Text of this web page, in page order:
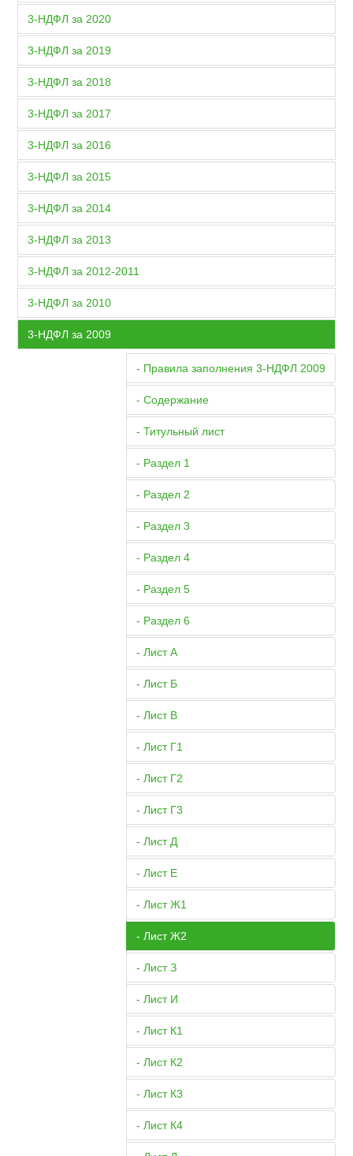
3-НДФЛ за 2020
3-НДФЛ за 2019
3-НДФЛ за 2018
3-НДФЛ за 2017
3-НДФЛ за 2016
3-НДФЛ за 2015
3-НДФЛ за 2014
3-НДФЛ за 2013
3-НДФЛ за 2012-2011
3-НДФЛ за 2010
3-НДФЛ за 2009
- Правила заполнения 3-НДФЛ 2009
- Содержание
- Титульный лист
- Раздел 1
- Раздел 2
- Раздел 3
- Раздел 4
- Раздел 5
- Раздел 6
- Лист А
- Лист Б
- Лист В
- Лист Г1
- Лист Г2
- Лист Г3
- Лист Д
- Лист Е
- Лист Ж1
- Лист Ж2
- Лист З
- Лист И
- Лист К1
- Лист К2
- Лист К3
- Лист К4